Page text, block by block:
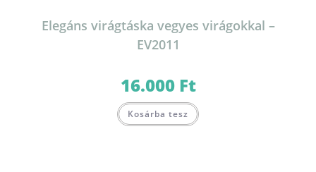
Elegáns virágtáska vegyes virágokkal –
EV2011
16.000 Ft
Kosárba tesz